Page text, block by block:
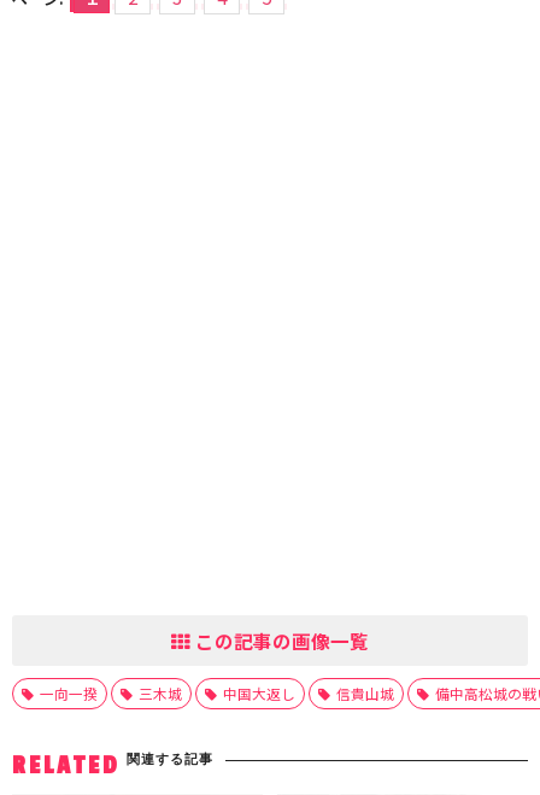
この記事の画像一覧
一向一揆 三木城 中国大返し 信貴山城 備中高松城の戦
RELATED 関連する記事